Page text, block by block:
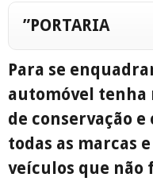
”PORTARIA
Para se
automóvel tenha
de conservação
todas as marcas
veículos que não